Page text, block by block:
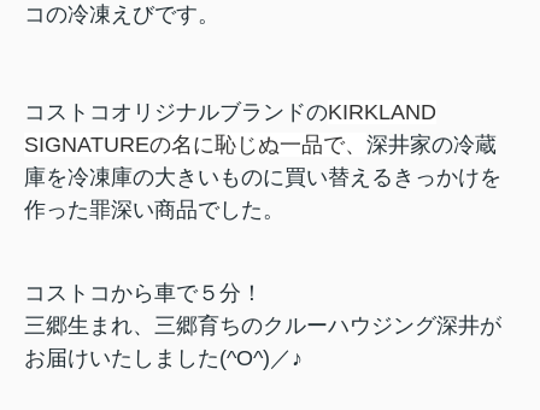
コの冷凍えびです。
コストコオリジナルブランドのKIRKLAND
SIGNATUREの名に恥じぬ一品で、 深井家の冷蔵
庫を冷凍庫の大きいものに買い替えるきっかけを
作った罪深い商品でした。
コストコから車で５分！
三郷生まれ、三郷育ちのクルーハウジング深井が
お届けいたしました(^O^)／♪